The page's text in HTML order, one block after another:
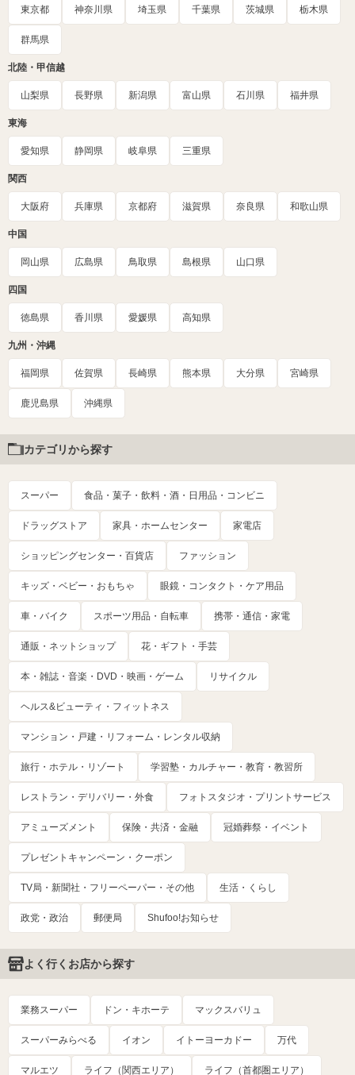
東京都 神奈川県 埼玉県 千葉県 茨城県 栃木県
群馬県
北陸・甲信越
山梨県 長野県 新潟県 富山県 石川県 福井県
東海
愛知県 静岡県 岐阜県 三重県
関西
大阪府 兵庫県 京都府 滋賀県 奈良県 和歌山県
中国
岡山県 広島県 鳥取県 島根県 山口県
四国
徳島県 香川県 愛媛県 高知県
九州・沖縄
福岡県 佐賀県 長崎県 熊本県 大分県 宮崎県
鹿児島県 沖縄県
カテゴリから探す
スーパー 食品・菓子・飲料・酒・日用品・コンビニ
ドラッグストア 家具・ホームセンター 家電店
ショッピングセンター・百貨店 ファッション
キッズ・ベビー・おもちゃ 眼鏡・コンタクト・ケア用品
車・バイク スポーツ用品・自転車 携帯・通信・家電
通販・ネットショップ 花・ギフト・手芸
本・雑誌・音楽・DVD・映画・ゲーム リサイクル
ヘルス&ビューティ・フィットネス
マンション・戸建・リフォーム・レンタル収納
旅行・ホテル・リゾート 学習塾・カルチャー・教育・教習所
レストラン・デリバリー・外食 フォトスタジオ・プリントサービス
アミューズメント 保険・共済・金融 冠婚葬祭・イベント
プレゼントキャンペーン・クーポン
TV局・新聞社・フリーペーパー・その他 生活・くらし
政党・政治 郵便局 Shufoo!お知らせ
よく行くお店から探す
業務スーパー ドン・キホーテ マックスバリュ
スーパーみらべる イオン イトーヨーカドー 万代
マルエツ ライフ（関西エリア） ライフ（首都圏エリア）